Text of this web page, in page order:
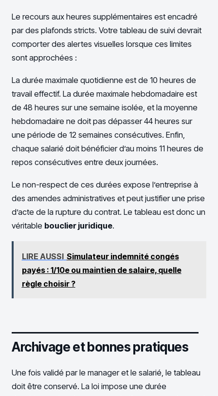
Le recours aux heures supplémentaires est encadré
par des plafonds stricts. Votre tableau de suivi devrait
comporter des alertes visuelles lorsque ces limites
sont approchées :
La durée maximale quotidienne est de 10 heures de
travail effectif. La durée maximale hebdomadaire est
de 48 heures sur une semaine isolée, et la moyenne
hebdomadaire ne doit pas dépasser 44 heures sur
une période de 12 semaines consécutives. Enfin,
chaque salarié doit bénéficier d’au moins 11 heures de
repos consécutives entre deux journées.
Le non-respect de ces durées expose l’entreprise à
des amendes administratives et peut justifier une prise
d’acte de la rupture du contrat. Le tableau est donc un
véritable bouclier juridique.
LIRE AUSSI Simulateur indemnité congés
payés : 1/10e ou maintien de salaire, quelle
règle choisir ?
Archivage et bonnes pratiques
Une fois validé par le manager et le salarié, le tableau
doit être conservé. La loi impose une durée